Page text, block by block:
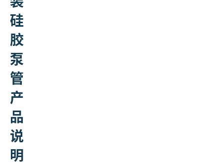
硅
胶
泵
管
产
品
说
明